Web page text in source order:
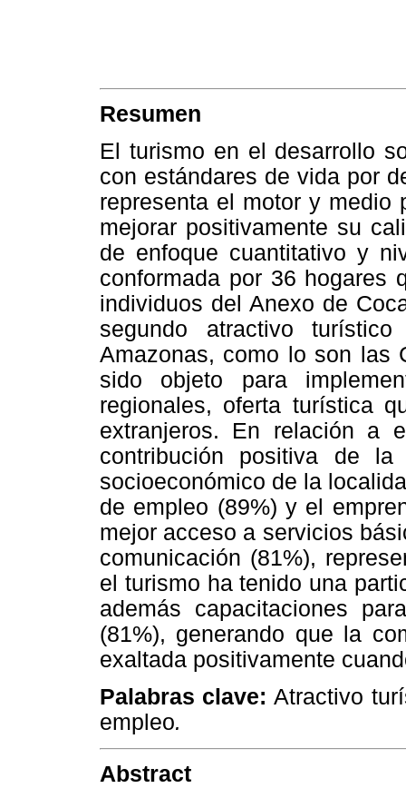
Resumen
El turismo en el desarrollo
con estándares de vida por
representa el motor y medio
mejorar positivamente su
de enfoque cuantitativo y
conformada por 36 hogares
individuos del Anexo de
segundo atractivo
Amazonas, como lo son las
sido objeto para
regionales, oferta turística
extranjeros. En relación a
contribución positiva de
socioeconómico de la
de empleo (89%) y el
mejor acceso a servicios
comunicación (81%),
el turismo ha tenido una
además capacitaciones
(81%), generando que la
exaltada positivamente
Palabras clave:Atractivo
empleo.
Abstract